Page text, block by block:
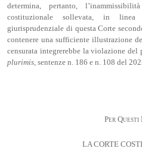
determina, pertanto,
costituzionale sollevata, in
giurisprudenziale di questa Corte
contenere una sufficiente illustrazione
censurata integrerebbe la violazione del
plurimis, sentenze n. 186 e n. 108 del
Per
LA CORTE